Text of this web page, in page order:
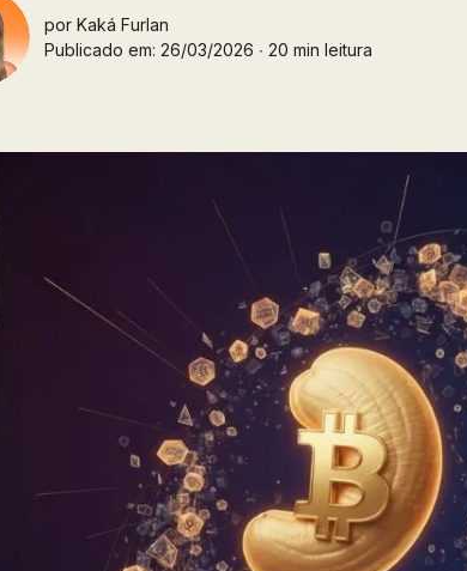
por Kaká Furlan
Publicado em: 26/03/2026 ∙ 20 min leitura